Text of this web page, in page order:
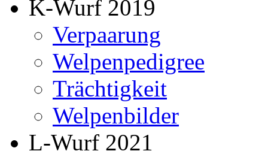
K-Wurf 2019
Verpaarung
Welpenpedigree
Trächtigkeit
Welpenbilder
L-Wurf 2021